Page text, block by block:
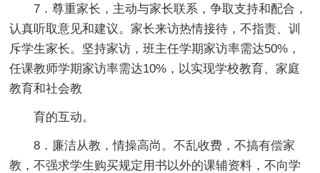
7．尊重家长，主动与家长联系，争取支持和配合，
认真听取意见和建议。家长来访热情接待，不指责、训
斥学生家长。坚持家访，班主任学期家访率需达50%，
任课教师学期家访率需达10%，以实现学校教育、家庭
教育和社会教
育的互动。
8．廉洁从教，情操高尚。不乱收费，不搞有偿家
教，不强求学生购买规定用书以外的课辅资料，不向学